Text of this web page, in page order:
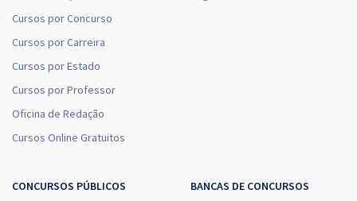
Cursos por Concurso
Cursos por Carreira
Cursos por Estado
Cursos por Professor
Oficina de Redação
Cursos Online Gratuitos
CONCURSOS PÚBLICOS
BANCAS DE CONCURSOS